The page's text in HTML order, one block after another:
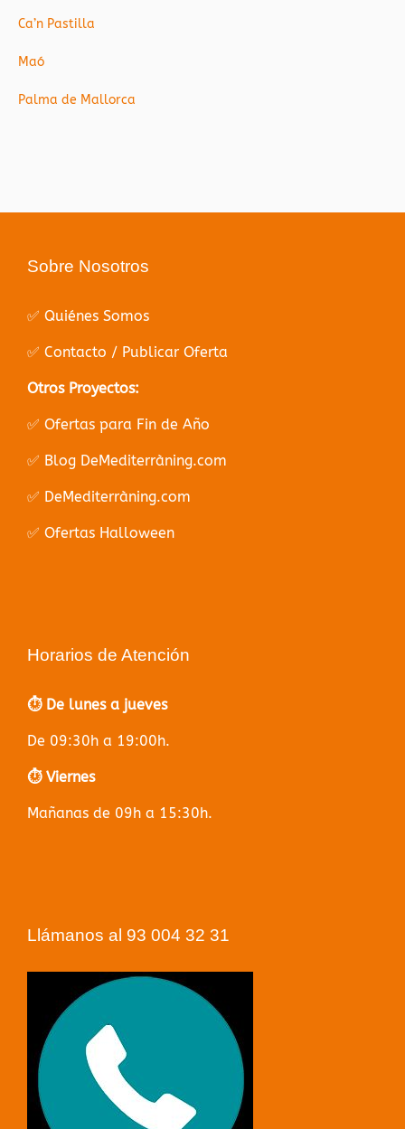
Ca’n Pastilla
Maó
Palma de Mallorca
Sobre Nosotros
✅ Quiénes Somos
✅ Contacto / Publicar Oferta
Otros Proyectos:
✅ Ofertas para Fin de Año
✅ Blog DeMediterràning.com
✅ DeMediterràning.com
✅ Ofertas Halloween
Horarios de Atención
⏱️ De lunes a jueves
De 09:30h a 19:00h.
⏱️ Viernes
Mañanas de 09h a 15:30h.
Llámanos al 93 004 32 31